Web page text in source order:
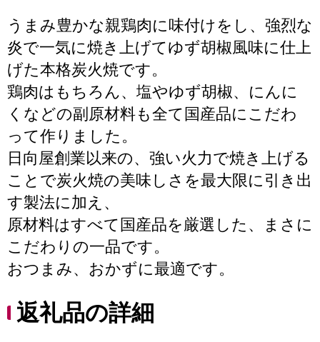
うまみ豊かな親鶏肉に味付けをし、強烈な
炎で一気に焼き上げてゆず胡椒風味に仕上
げた本格炭火焼です。
鶏肉はもちろん、塩やゆず胡椒、にんに
くなどの副原材料も全て国産品にこだわ
って作りました。
日向屋創業以来の、強い火力で焼き上げる
ことで炭火焼の美味しさを最大限に引き出
す製法に加え、
原材料はすべて国産品を厳選した、まさに
こだわりの一品です。
おつまみ、おかずに最適です。
返礼品の詳細